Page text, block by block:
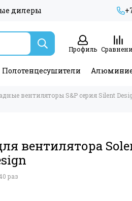
дилеры
Профиль
Полотенцесушители
вентиляторы S&P серия Silent
вентилятора
раз